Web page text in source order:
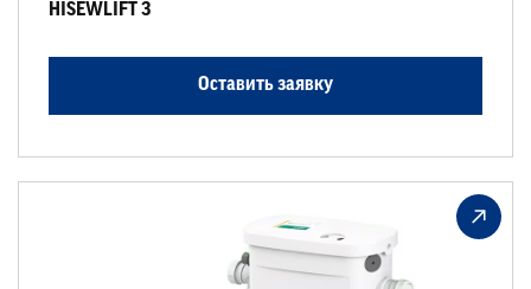
HISEWLIFT 3
Оставить заявку